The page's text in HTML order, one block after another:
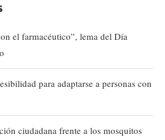
el farmacéutico”, lema del Día
para adaptarse a personas con
ciudadana frente a los mosquitos